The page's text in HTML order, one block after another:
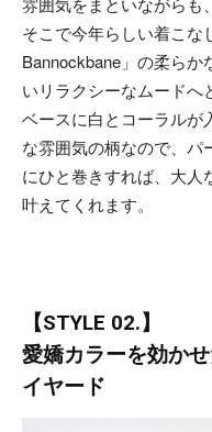
そこで今年らしい着こな
Bannockbane」の柔ら
いリラクシーなムードへ
ベースに白とコーラルが
な雰囲気の柄なので、
にひと巻きすれば、大人
叶えてくれます。
【STYLE 02.】
愛嬌カラーを効か
イヤード